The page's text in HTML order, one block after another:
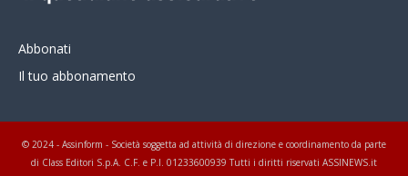
Abbonati
Il tuo abbonamento
© 2024 - Assinform - Società soggetta ad attività di direzione e coordinamento da parte
di Class Editori S.p.A. C.F. e P.I. 01233600939 Tutti i diritti riservati ASSINEWS.it